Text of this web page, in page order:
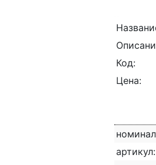
Код:
Цена:
артикул: